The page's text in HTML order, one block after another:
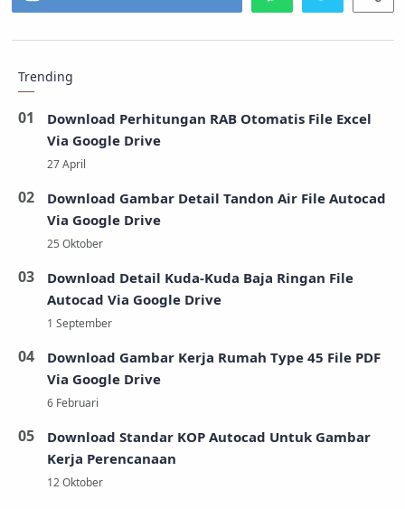
Trending
Download Perhitungan RAB Otomatis File Excel
Via Google Drive
Download Gambar Detail Tandon Air File Autocad
Via Google Drive
Download Detail Kuda-Kuda Baja Ringan File
Autocad Via Google Drive
Download Gambar Kerja Rumah Type 45 File PDF
Via Google Drive
Download Standar KOP Autocad Untuk Gambar
Kerja Perencanaan